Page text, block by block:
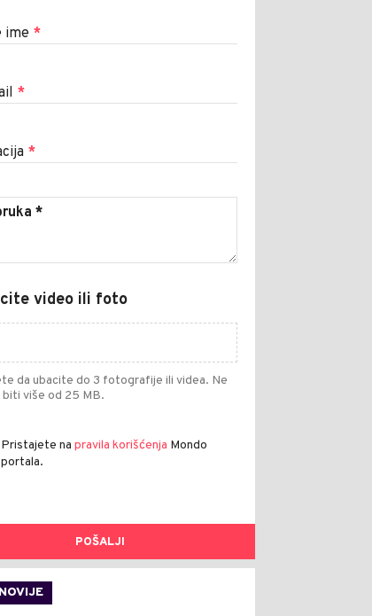
ime *
*
*
video ili foto
da ubacite do 3 fotografije ili videa. Ne
biti više od 25 MB.
Pristajete na pravila korišćenja Mondo
portala.
POŠALJI